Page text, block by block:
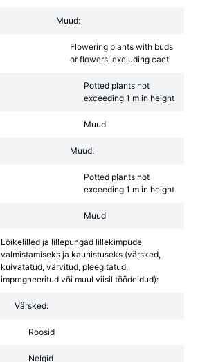
Muud:
Flowering plants with buds
or flowers, excluding cacti
Potted plants not
exceeding 1 m in height
Muud
Muud:
Potted plants not
exceeding 1 m in height
Muud
Lõikelilled ja lillepungad lillekimpude
valmistamiseks ja kaunistuseks (värsked,
kuivatatud, värvitud, pleegitatud,
impregneeritud või muul viisil töödeldud):
Värsked:
Roosid
Nelgid